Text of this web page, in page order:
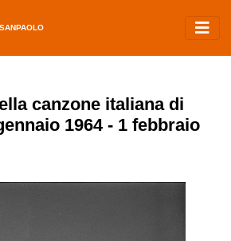
canzone italiana di
1964 - 1 febbraio